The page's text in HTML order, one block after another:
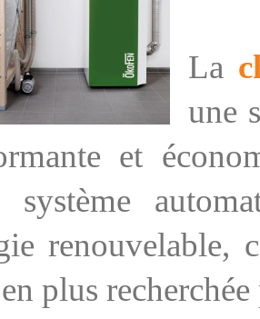
La
une
et
système
plus